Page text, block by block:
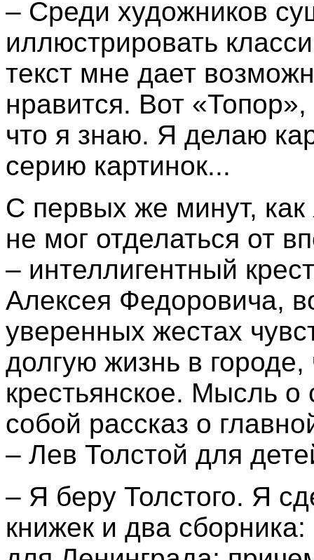
– Среди художников
иллюстрировать
текст мне дает
нравится. Вот
что я знаю. Я делаю
серию картинок...
С первых же минут,
не мог отделаться от
– интеллигентный
Алексея Федоровича,
уверенных жестах
долгую жизнь в
крестьянское. Мысль о
собой рассказ о
– Лев Толстой для
– Я беру Толстого. Я
книжек и два